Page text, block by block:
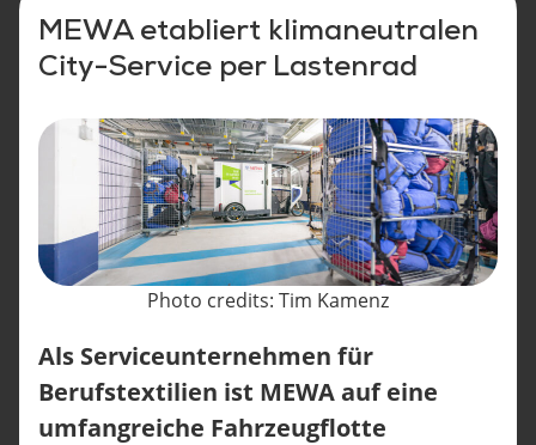
MEWA etabliert klimaneutralen
City-Service per Lastenrad
Photo credits: Tim Kamenz
Als Serviceunternehmen für
Berufstextilien ist MEWA auf eine
umfangreiche Fahrzeugflotte